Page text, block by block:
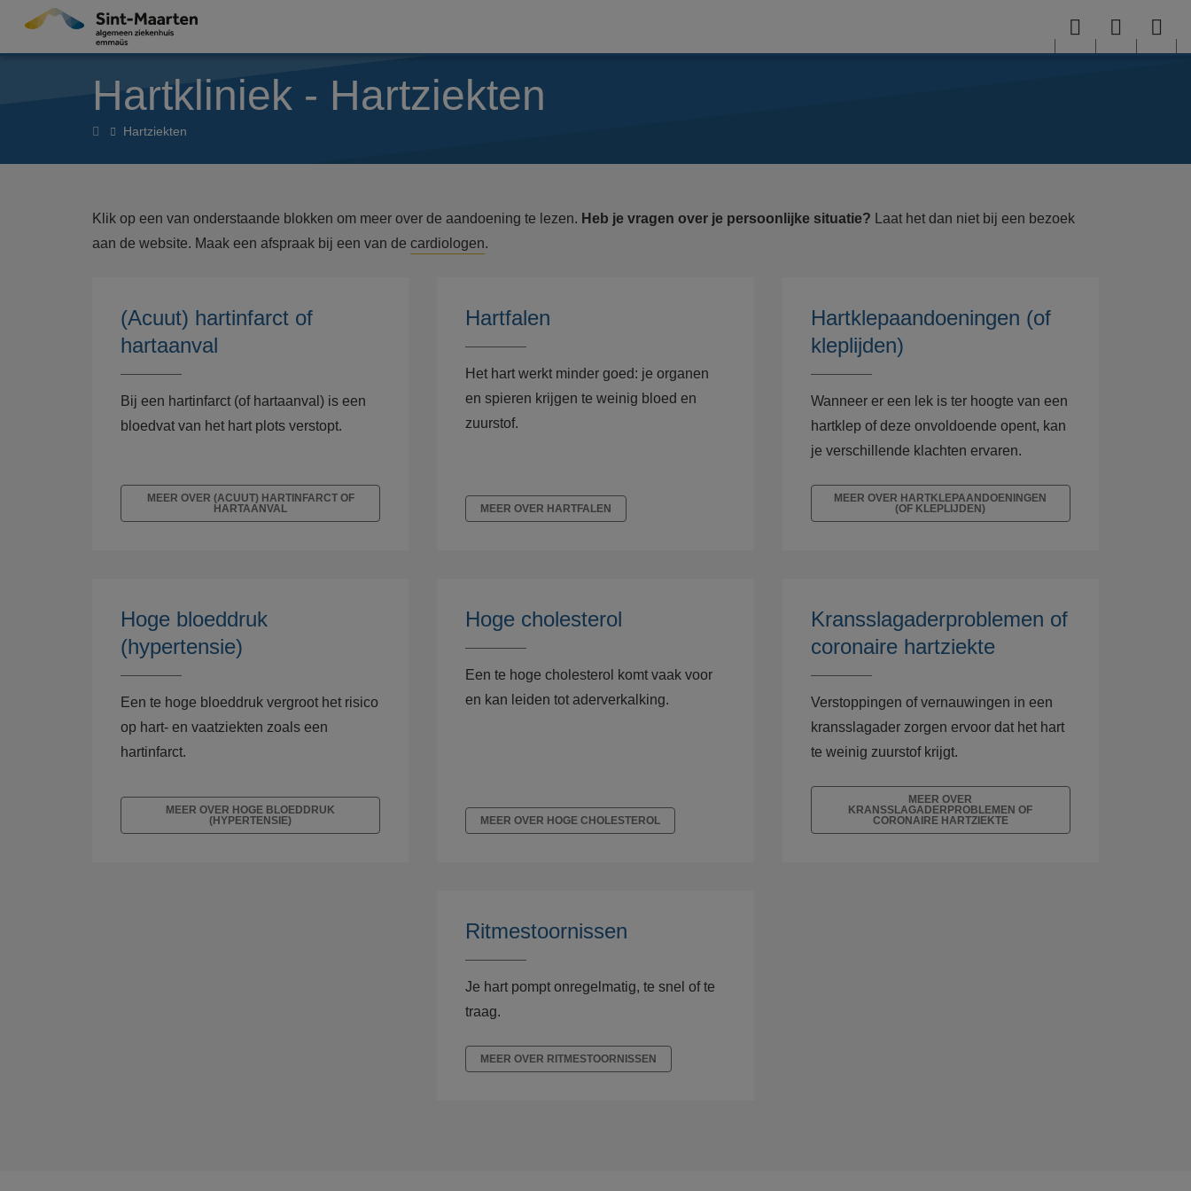
Overslaan en naar de inhoud gaan
Menu User
Hartkliniek - Hartziekten
Hartkliniek
Hartziekten
Klik op een van onderstaande blokken om meer over de aandoening te lezen. Heb je vragen over je persoonlijke situatie?
Laat het dan niet bij een bezoek
aan de website. Maak een afspraak bij een van de cardiologen.
(Acuut) hartinfarct of
hartaanval
Bij een hartinfarct (of hartaanval) is een
bloedvat van het hart plots verstopt.
MEER OVER (ACUUT) HARTINFARCT OF
HARTAANVAL
Hartfalen
Het hart werkt minder goed: je organen
en spieren krijgen te weinig bloed en
zuurstof.
MEER OVER HARTFALEN
Hartklepaandoeningen (of
kleplijden)
Wanneer er een lek is ter hoogte van een
hartklep of deze onvoldoende opent, kan
je verschillende klachten ervaren.
MEER OVER HARTKLEPAANDOENINGEN
(OF KLEPLIJDEN)
Hoge bloeddruk
(hypertensie)
Een te hoge bloeddruk vergroot het risico
op hart- en vaatziekten zoals een
hartinfarct.
MEER OVER HOGE BLOEDDRUK
(HYPERTENSIE)
Hoge cholesterol
Een te hoge cholesterol komt vaak voor
en kan leiden tot aderverkalking.
MEER OVER HOGE CHOLESTEROL
Kransslagaderproblemen of
coronaire hartziekte
Verstoppingen of vernauwingen in een
kransslagader zorgen ervoor dat het hart
te weinig zuurstof krijgt.
MEER OVER
KRANSSLAGADERPROBLEMEN OF
CORONAIRE HARTZIEKTE
Ritmestoornissen
Je hart pompt onregelmatig, te snel of te
traag.
MEER OVER RITMESTOORNISSEN